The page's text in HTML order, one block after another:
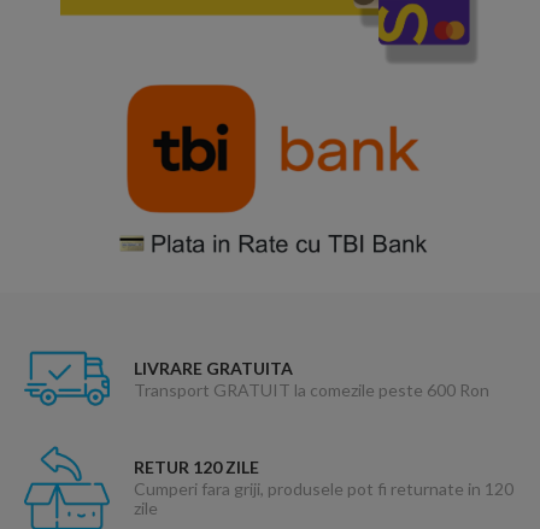
LIVRARE GRATUITA
Transport GRATUIT la comezile peste 600 Ron
RETUR 120 ZILE
Cumperi fara griji, produsele pot fi returnate in 120
zile